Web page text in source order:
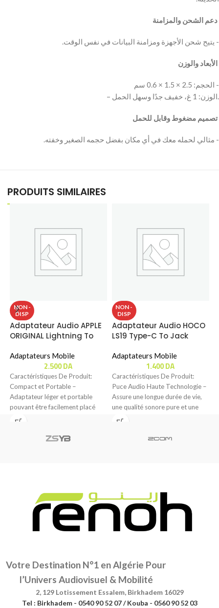
‫ دعم الشحن والمزامنة
‫ الأبعاد والوزن
‫- الحجم: 2.5 × 1.5 × 0.6 سم
– الوزن: 1 غ، خفيف جدًا وسهل الحمل.‬
‫ تصميم مضغوط وقابل للحمل
PRODUITS SIMILAIRES
NON -
DISP
Adaptateur Audio APPLE
ORIGINAL Lightning To
Emballage)
Adaptateurs Mobile
2.500DA
Caractéristiques De Produit:
Compact et Portable –
Adaptateur léger et portable
pouvant être facilement placé
dans un sac à main,
NON -
DISP
Adaptateur Audio HOCO
LS19 Type-C To Jack
Femelle
Adaptateurs Mobile
1.400DA
Caractéristiques De Produit:
Puce Audio Haute Technologie –
Assure une longue durée de vie,
une qualité sonore pure et une
Votre Destination N°1 en Algérie Pour
l’Univers Audiovisuel & Mobilité
2, 129 Lotissement Essalem, Birkhadem 16029
Tel : Birkhadem - 0540 90 52 07 / Kouba - 0560 90 52 03